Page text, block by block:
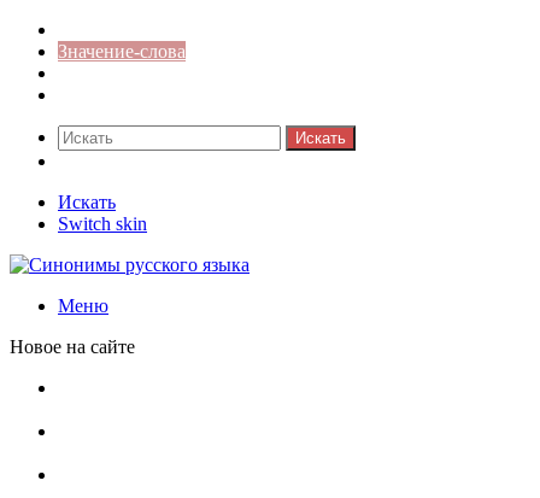
Значение-слова
Искать
Искать
Switch skin
Меню
Новое на сайте